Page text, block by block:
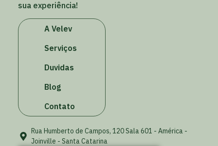
sua experiência!
A Velev
Serviços
Duvidas
Blog
Contato
Rua Humberto de Campos, 120 Sala 601 - América -
Joinville - Santa Catarina